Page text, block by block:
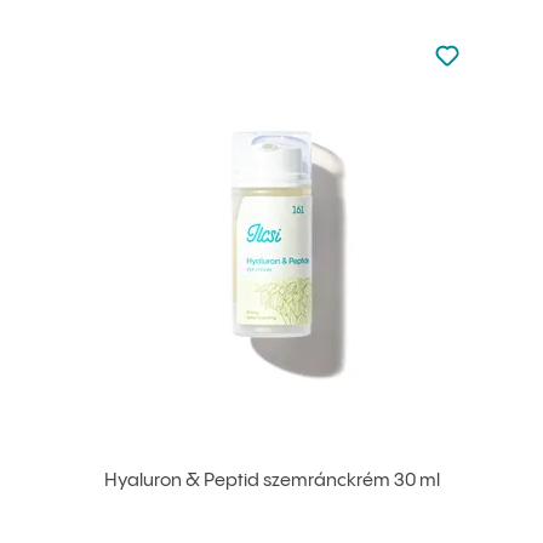
Hyaluron & Peptid szemránckrém 30 ml
Nincsen
Hozzáadás